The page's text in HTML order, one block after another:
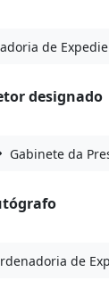
de
designado
Gabinete da
de